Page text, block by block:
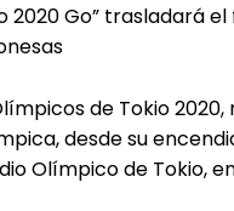
2020 Go” trasladará
de Tokio
desde su
Olímpico de Tokio,